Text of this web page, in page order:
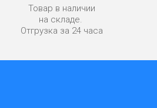
Товар в наличии
на складе.
Отгрузка за 24 часа